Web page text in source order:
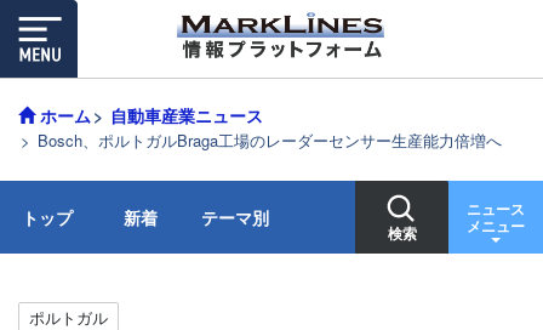
ホーム 自動車産業ニュース
Bosch、ポルトガルBraga工場のレーダーセンサー生産能力倍増へ
トップ 新着 テーマ別
検索
ニュース
メニュー
ポルトガル